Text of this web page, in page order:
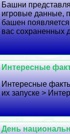
Башни
игровые данные,
башен
вас сохраненных
Интересные
Интересные
их запуске >
День